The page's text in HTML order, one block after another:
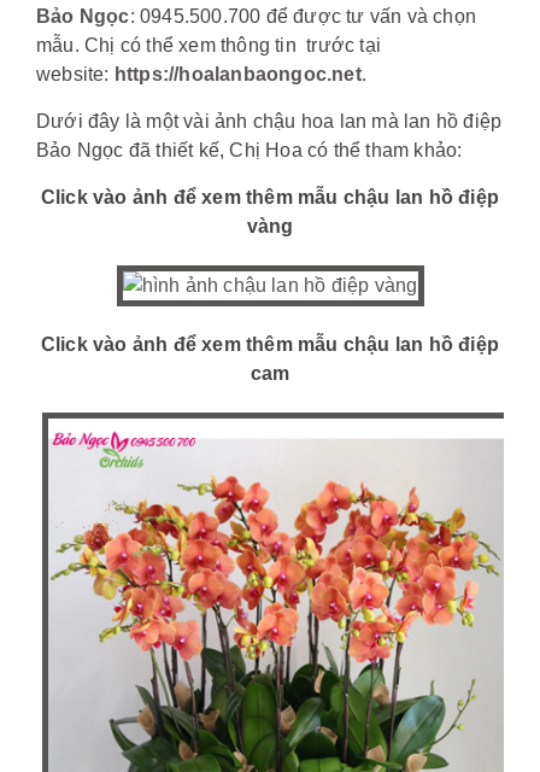
Bảo Ngọc: 0945.500.700 để được tư vấn và chọn
mẫu. Chị có thể xem thông tin trước tại
website: https://hoalanbaongoc.net.
Dưới đây là một vài ảnh chậu hoa lan mà lan hồ điệp
Bảo Ngọc đã thiết kế, Chị Hoa có thể tham khảo:
Click vào ảnh để xem thêm mẫu chậu lan hồ điệp
vàng
Click vào ảnh để xem thêm mẫu chậu lan hồ điệp
cam